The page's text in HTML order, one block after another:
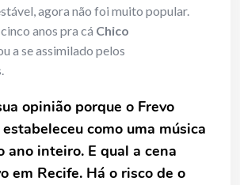
agora não foi muito popular.
anos pra cá Chico
a se assimilado pelos
opinião porque o Frevo
como uma música
ano inteiro. E qual a cena
em Recife. Há o risco de o